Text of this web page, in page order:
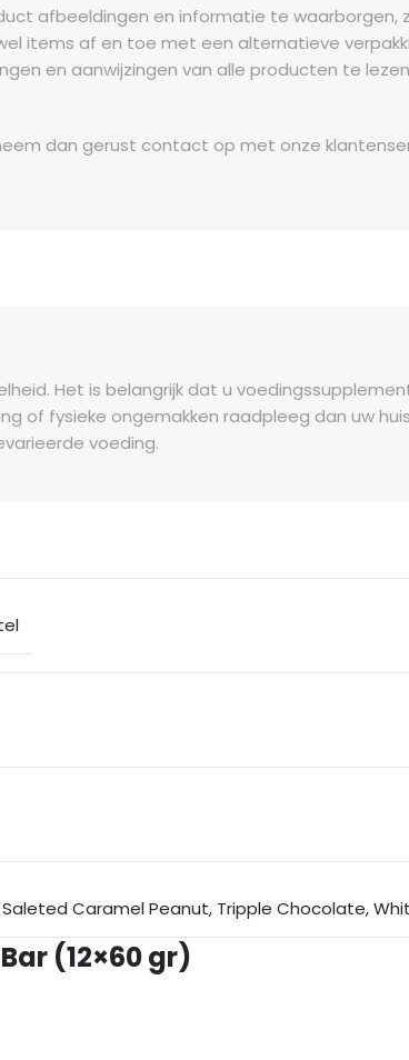
afbeeldingen en informatie te waarborgen,
items af en toe met een alternatieve
en aanwijzingen van alle producten te
dan gerust contact op met onze
Het is belangrijk dat u
of fysieke ongemakken raadpleeg dan uw
voeding.
Saleted Caramel Peanut, Tripple Chocolate,
(12×60 gr)